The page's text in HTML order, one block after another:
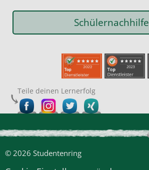
Schülernachhilfe
Teile deinen Lernerfolg
© 2026 Studentenring